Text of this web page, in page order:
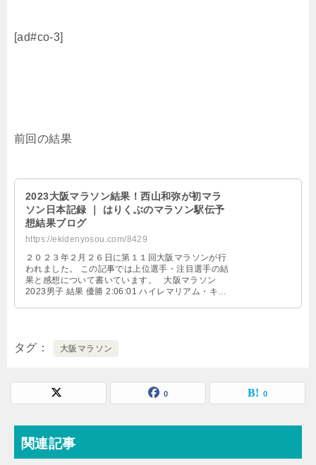
[ad#co-3]
前回の結果
2023大阪マラソン結果！西山和弥が初マラ
ソン日本記録 ｜ はりくぶのマラソン駅伝予
想結果ブログ
https://ekidenyosou.com/8429
２０２３年２月２６日に第１１回大阪マラソンが行
われました。 この記事では上位選手・注目選手の結
果と感想について書いています。 大阪マラソン
2023男子 結果 優勝 2:06:01 ハイレマリアム・キロ
タグ 大阪マラソン
0 0
関連記事